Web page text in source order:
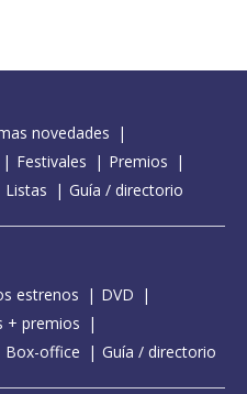
novedades
Festivales
Premios
Listas Guía / directorio
estrenos
DVD
+ premios
Box-office Guía / directorio